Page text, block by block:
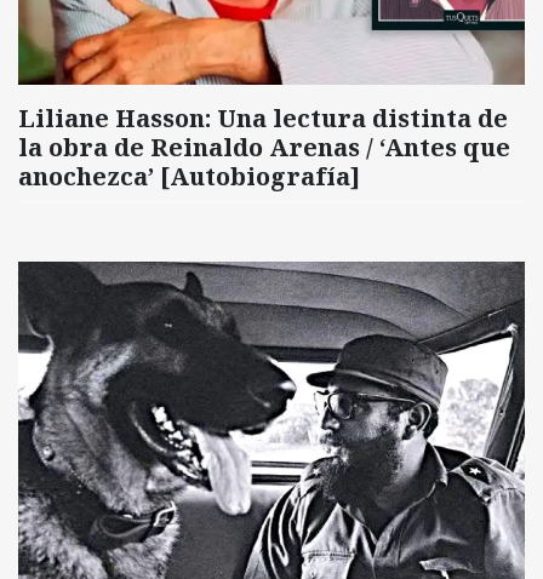
Liliane Hasson: Una lectura distinta de
la obra de Reinaldo Arenas / ‘Antes que
anochezca’ [Autobiografía]